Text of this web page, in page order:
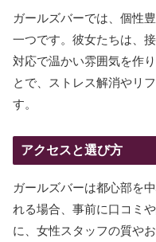
ガールズバーでは、個性
一つです。彼女たちは、
対応で温かい雰囲気を作
とで、ストレス解消やリ
す。
アクセスと選び方
ガールズバーは都心部を
れる場合、事前に口コミ
に、女性スタッフの質や